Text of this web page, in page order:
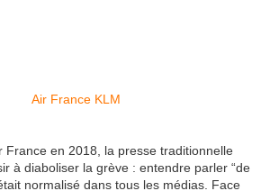
France en 2018, la presse traditionnelle
à diaboliser la grève : entendre parler “de
normalisé dans tous les médias. Face